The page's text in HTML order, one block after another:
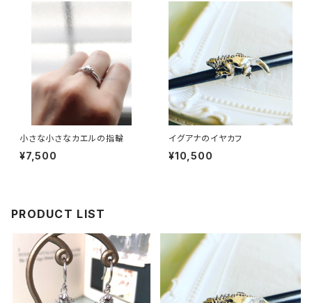
小さな小さなカエルの指輪
¥7,500
イグアナのイヤカフ
¥10,500
PRODUCT LIST